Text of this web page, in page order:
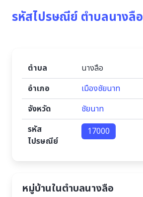
รหัสไปรษณีย์ ตำบลนางลือ
ตำบล
นางลือ
อำเภอ
เมืองชัยนาท
จังหวัด
ชัยนาท
รหัส
ไปรษณีย์
17000
หมู่บ้านในตำบลนางลือ